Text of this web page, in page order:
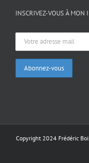
INSCRIVEZ-VOUS À MON
Copyright 2024 Frédéric